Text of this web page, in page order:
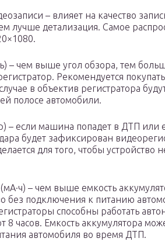
– влияет на качество
лучше детализация. Самое
– чем выше угол обзора, тем
Рекомендуется
в объектив регистратора
полосе автомобили.
– если машина попадет в ДТП или
будет зафиксирован
для того, чтобы
(мА·ч) – чем выше емкость
без подключения к питанию
способны работать
8 часов. Емкость аккумулятора
автомобиля во время ДТП.